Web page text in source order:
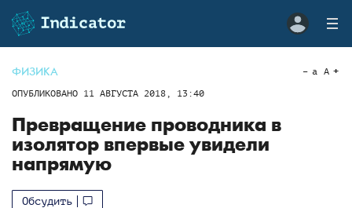
ФИЗИКА
ОПУБЛИКОВАНО 11 АВГУСТА 2018, 13:40
a A
Превращение проводника в
изолятор впервые увидели
напрямую
Обсудить